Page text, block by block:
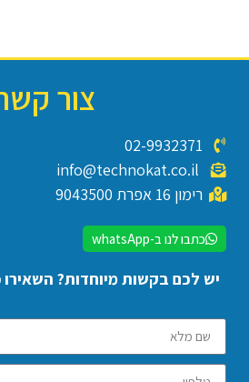
צור
02-9932371
רימון 16 אפרת 9043500
כתבו לנו ב-whatsApp
יש לכם בקשות מיוחדות? השאירו